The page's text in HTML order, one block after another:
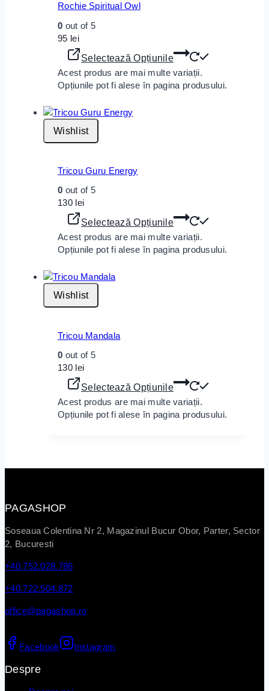
Rochie Spiritual Owl
0 out of 5
95 lei
Selectează Opțiunile
Acest produs are mai multe variații.
Opțiunile pot fi alese în pagina produsului.
Wishlist
Tricou Guru Energy
0 out of 5
130 lei
Selectează Opțiunile
Acest produs are mai multe variații.
Opțiunile pot fi alese în pagina produsului.
Wishlist
Tricou Mandala
0 out of 5
130 lei
Selectează Opțiunile
Acest produs are mai multe variații.
Opțiunile pot fi alese în pagina produsului.
PAGASHOP
Soseaua Colentina Nr 2, Magazinul Bucur Obor, Parter, Sector
2, Bucuresti
+40.752.028.786
+40.722.504.872
office@pagashop.ro
Facebook Instagram
Despre